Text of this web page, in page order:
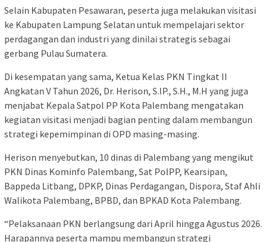
Selain Kabupaten Pesawaran, peserta juga melakukan visitasi
ke Kabupaten Lampung Selatan untuk mempelajari sektor
perdagangan dan industri yang dinilai strategis sebagai
gerbang Pulau Sumatera.
Di kesempatan yang sama, Ketua Kelas PKN Tingkat II
Angkatan V Tahun 2026, Dr. Herison, S.IP., S.H., M.H yang juga
menjabat Kepala Satpol PP Kota Palembang mengatakan
kegiatan visitasi menjadi bagian penting dalam membangun
strategi kepemimpinan di OPD masing-masing.
Herison menyebutkan, 10 dinas di Palembang yang mengikut
PKN Dinas Kominfo Palembang, Sat PolPP, Kearsipan,
Bappeda Litbang, DPKP, Dinas Perdagangan, Dispora, Staf Ahli
Walikota Palembang, BPBD, dan BPKAD Kota Palembang.
“Pelaksanaan PKN berlangsung dari April hingga Agustus 2026.
Harapannya peserta mampu membangun strategi